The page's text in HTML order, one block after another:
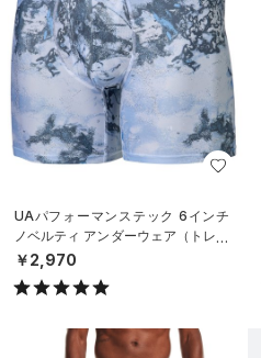
UAパフォーマンステック 6インチ
ノベルティ アンダーウェア（トレー
ニング/MEN）
￥2,970